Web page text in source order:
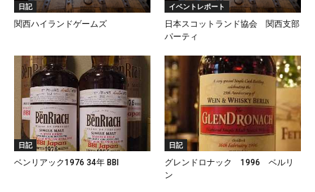
日記
関西ハイランドゲームズ
イベントレポート
日本スコットランド協会 関西支部
パーティ
日記
ベンリアック1976 34年 BBI
日記
グレンドロナック 1996 ベルリ
ン